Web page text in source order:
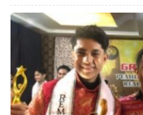
Tapi Pasti.